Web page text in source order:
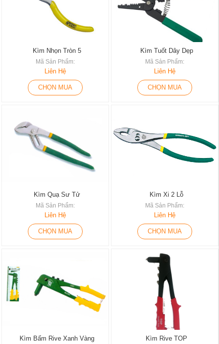
Kìm Nhọn Tròn 5
Mã Sản Phẩm:
Liên Hệ
CHỌN MUA
Kìm Tuốt Dây Dẹp
Mã Sản Phẩm:
Liên Hệ
CHỌN MUA
Kìm Quạ Sư Tử
Mã Sản Phẩm:
Liên Hệ
CHỌN MUA
Kìm Xi 2 Lỗ
Mã Sản Phẩm:
Liên Hệ
CHỌN MUA
Kìm Bấm Rive Xanh Vàng Kìm Rive TOP